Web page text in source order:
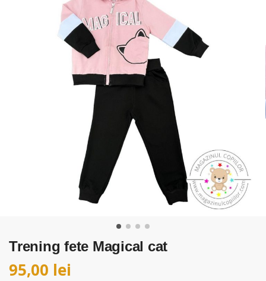
Trening fete Magical cat
95,00 lei